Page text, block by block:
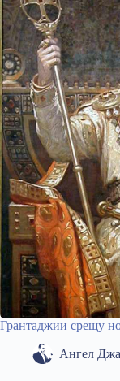
Грантаджии срещу
Ангел